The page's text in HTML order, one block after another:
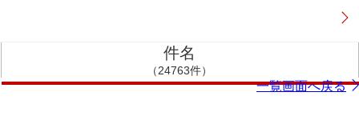
件名
（24763件）
一覧画面へ戻る